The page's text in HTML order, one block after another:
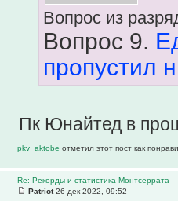
Вопрос из
Вопрос 9.
пропустил
Пк Юнайтед в
pkv_aktobe отметил этот пост как
Re: Рекорды и статистика Монтсеррата
Patriot26 дек 2022, 09:52